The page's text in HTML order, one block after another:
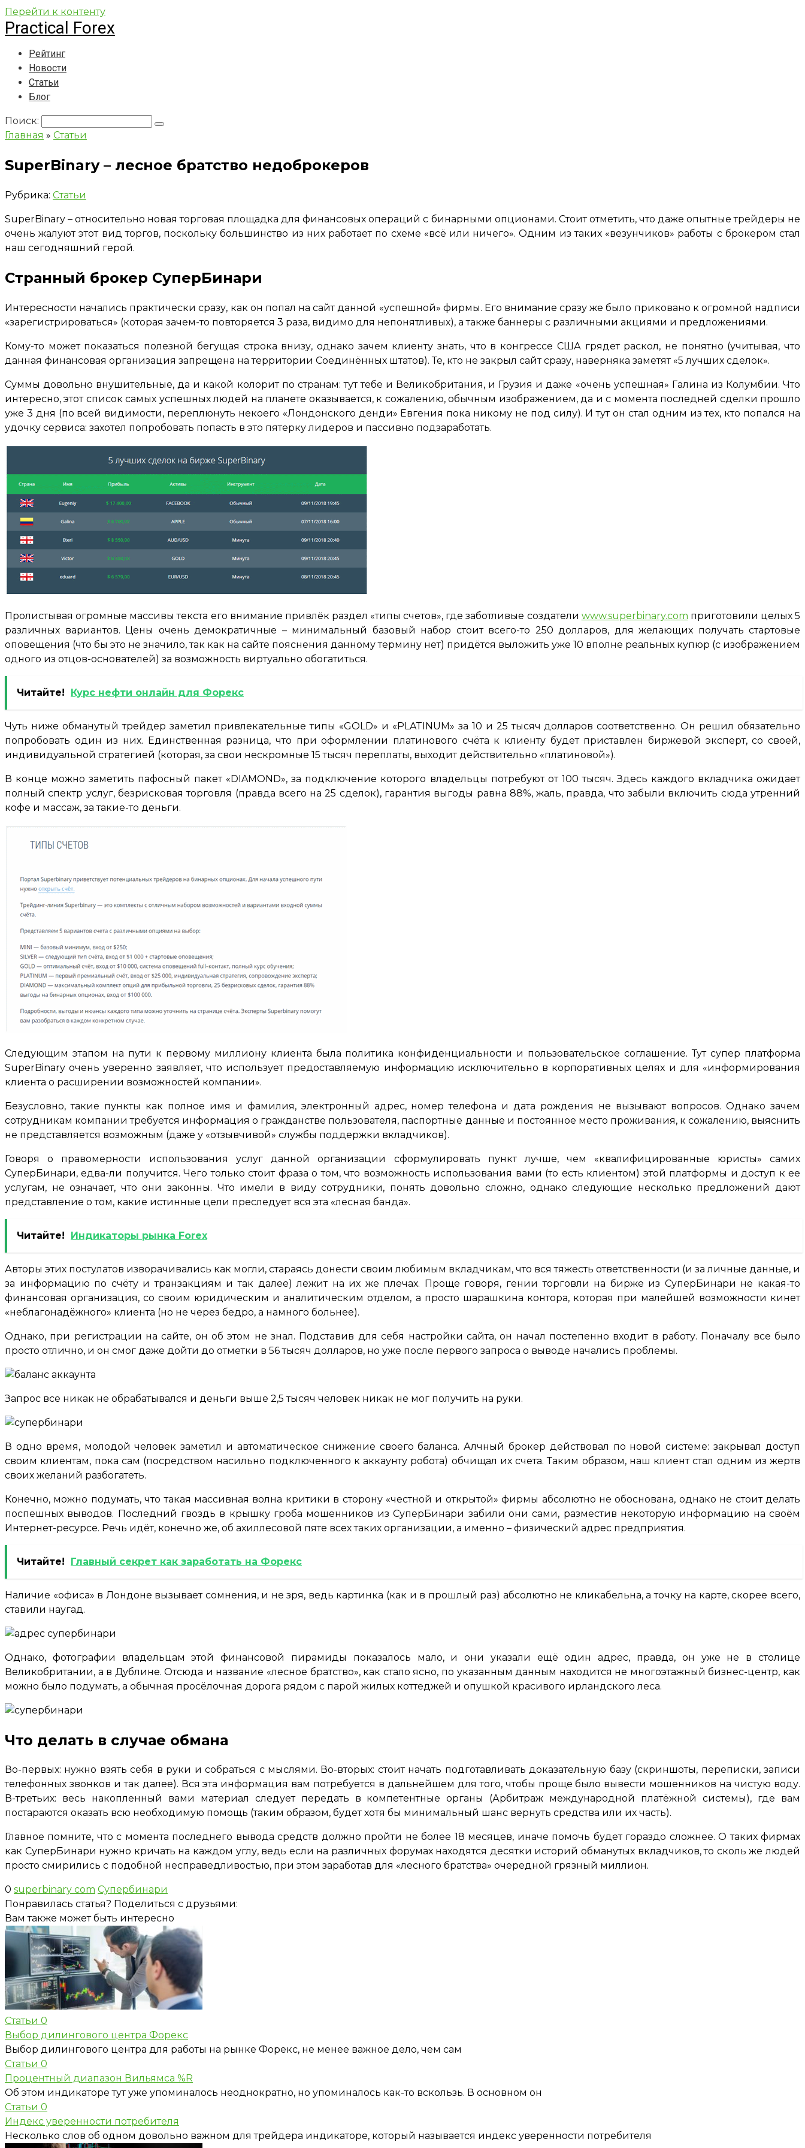
Перейти к контенту
Practical Forex
Рейтинг
Новости
Статьи
Блог
Поиск:
Главная » Статьи
SuperBinary – лесное братство недоброкеров
Рубрика: Статьи
SuperBinary – относительно новая торговая площадка для финансовых операций с бинарными опционами. Стоит отметить, что даже опытные трейдеры не
очень жалуют этот вид торгов, поскольку большинство из них работает по схеме «всё или ничего». Одним из таких «везунчиков» работы с брокером стал
наш сегодняшний герой.
Странный брокер СуперБинари
Интересности начались практически сразу, как он попал на сайт данной «успешной» фирмы. Его внимание сразу же было приковано к огромной надписи
«зарегистрироваться» (которая зачем-то повторяется 3 раза, видимо для непонятливых), а также баннеры с различными акциями и предложениями.
Кому-то может показаться полезной бегущая строка внизу, однако зачем клиенту знать, что в конгрессе США грядет раскол, не понятно (учитывая, что
данная финансовая организация запрещена на территории Соединённых штатов). Те, кто не закрыл сайт сразу, наверняка заметят «5 лучших сделок».
Суммы довольно внушительные, да и какой колорит по странам: тут тебе и Великобритания, и Грузия и даже «очень успешная» Галина из Колумбии. Что
интересно, этот список самых успешных людей на планете оказывается, к сожалению, обычным изображением, да и с момента последней сделки прошло
уже 3 дня (по всей видимости, переплюнуть некоего «Лондонского денди» Евгения пока никому не под силу). И тут он стал одним из тех, кто попался на
удочку сервиса: захотел попробовать попасть в это пятерку лидеров и пассивно подзаработать.
Пролистывая огромные массивы текста его внимание привлёк раздел «типы счетов», где заботливые создатели www.superbinary.com приготовили целых 5
различных вариантов. Цены очень демократичные – минимальный базовый набор стоит всего-то 250 долларов, для желающих получать стартовые
оповещения (что бы это не значило, так как на сайте пояснения данному термину нет) придётся выложить уже 10 вполне реальных купюр (с изображением
одного из отцов-основателей) за возможность виртуально обогатиться.
Читайте! Курс нефти онлайн для Форекс
Чуть ниже обманутый трейдер заметил привлекательные типы «GOLD» и «PLATINUM» за 10 и 25 тысяч долларов соответственно. Он решил обязательно
попробовать один из них. Единственная разница, что при оформлении платинового счёта к клиенту будет приставлен биржевой эксперт, со своей,
индивидуальной стратегией (которая, за свои нескромные 15 тысяч переплаты, выходит действительно «платиновой»).
В конце можно заметить пафосный пакет «DIAMOND», за подключение которого владельцы потребуют от 100 тысяч. Здесь каждого вкладчика ожидает
полный спектр услуг, безрисковая торговля (правда всего на 25 сделок), гарантия выгоды равна 88%, жаль, правда, что забыли включить сюда утренний
кофе и массаж, за такие-то деньги.
Следующим этапом на пути к первому миллиону клиента была политика конфиденциальности и пользовательское соглашение. Тут супер платформа
SuperBinary очень уверенно заявляет, что использует предоставляемую информацию исключительно в корпоративных целях и для «информирования
клиента о расширении возможностей компании».
Безусловно, такие пункты как полное имя и фамилия, электронный адрес, номер телефона и дата рождения не вызывают вопросов. Однако зачем
сотрудникам компании требуется информация о гражданстве пользователя, паспортные данные и постоянное место проживания, к сожалению, выяснить
не представляется возможным (даже у «отзывчивой» службы поддержки вкладчиков).
Говоря о правомерности использования услуг данной организации сформулировать пункт лучше, чем «квалифицированные юристы» самих
СуперБинари, едва-ли получится. Чего только стоит фраза о том, что возможность использования вами (то есть клиентом) этой платформы и доступ к ее
услугам, не означает, что они законны. Что имели в виду сотрудники, понять довольно сложно, однако следующие несколько предложений дают
представление о том, какие истинные цели преследует вся эта «лесная банда».
Читайте! Индикаторы рынка Forex
Авторы этих постулатов изворачивались как могли, стараясь донести своим любимым вкладчикам, что вся тяжесть ответственности (и за личные данные, и
за информацию по счёту и транзакциям и так далее) лежит на их же плечах. Проще говоря, гении торговли на бирже из СуперБинари не какая-то
финансовая организация, со своим юридическим и аналитическим отделом, а просто шарашкина контора, которая при малейшей возможности кинет
«неблагонадёжного» клиента (но не через бедро, а намного больнее).
Однако, при регистрации на сайте, он об этом не знал. Подставив для себя настройки сайта, он начал постепенно входит в работу. Поначалу все было
просто отлично, и он смог даже дойти до отметки в 56 тысяч долларов, но уже после первого запроса о выводе начались проблемы.
Запрос все никак не обрабатывался и деньги выше 2,5 тысяч человек никак не мог получить на руки.
В одно время, молодой человек заметил и автоматическое снижение своего баланса. Алчный брокер действовал по новой системе: закрывал доступ
своим клиентам, пока сам (посредством насильно подключенного к аккаунту робота) обчищал их счета. Таким образом, наш клиент стал одним из жертв
своих желаний разбогатеть.
Конечно, можно подумать, что такая массивная волна критики в сторону «честной и открытой» фирмы абсолютно не обоснована, однако не стоит делать
поспешных выводов. Последний гвоздь в крышку гроба мошенников из СуперБинари забили они сами, разместив некоторую информацию на своём
Интернет-ресурсе. Речь идёт, конечно же, об ахиллесовой пяте всех таких организации, а именно – физический адрес предприятия.
Читайте! Главный секрет как заработать на Форекс
Наличие «офиса» в Лондоне вызывает сомнения, и не зря, ведь картинка (как и в прошлый раз) абсолютно не кликабельна, а точку на карте, скорее всего,
ставили наугад.
Однако, фотографии владельцам этой финансовой пирамиды показалось мало, и они указали ещё один адрес, правда, он уже не в столице
Великобритании, а в Дублине. Отсюда и название «лесное братство», как стало ясно, по указанным данным находится не многоэтажный бизнес-центр, как
можно было подумать, а обычная просёлочная дорога рядом с парой жилых коттеджей и опушкой красивого ирландского леса.
Что делать в случае обмана
Во-первых: нужно взять себя в руки и собраться с мыслями. Во-вторых: стоит начать подготавливать доказательную базу (скриншоты, переписки, записи
телефонных звонков и так далее). Вся эта информация вам потребуется в дальнейшем для того, чтобы проще было вывести мошенников на чистую воду.
В-третьих: весь накопленный вами материал следует передать в компетентные органы (Арбитраж международной платёжной системы), где вам
постараются оказать всю необходимую помощь (таким образом, будет хотя бы минимальный шанс вернуть средства или их часть).
Главное помните, что с момента последнего вывода средств должно пройти не более 18 месяцев, иначе помочь будет гораздо сложнее. О таких фирмах
как СуперБинари нужно кричать на каждом углу, ведь если на различных форумах находятся десятки историй обманутых вкладчиков, то сколь же людей
просто смирились с подобной несправедливостью, при этом заработав для «лесного братства» очередной грязный миллион.
0 superbinary com Супербинари
Понравилась статья? Поделиться с друзьями:
Вам также может быть интересно
Статьи 0
Выбор дилингового центра Форекс
Выбор дилингового центра для работы на рынке Форекс, не менее важное дело, чем сам
Статьи 0
Процентный диапазон Вильямса %R
Об этом индикаторе тут уже упоминалось неоднократно, но упоминалось как-то вскользь. В основном он
Статьи 0
Индекс уверенности потребителя
Несколько слов об одном довольно важном для трейдера индикаторе, который называется индекс уверенности потребителя